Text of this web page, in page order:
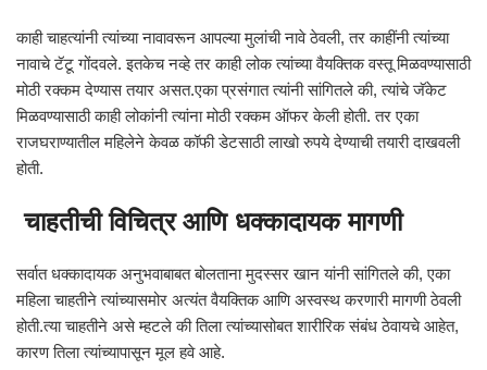
काही चाहत्यांनी त्यांच्या नावावरून आपल्या मुलांची नावे ठेवली, तर काहींनी त्यांच्या
नावाचे टॅटू गोंदवले. इतकेच नव्हे तर काही लोक त्यांच्या वैयक्तिक वस्तू मिळवण्यासाठी
मोठी रक्कम देण्यास तयार असत.एका प्रसंगात त्यांनी सांगितले की, त्यांचे जॅकेट
मिळवण्यासाठी काही लोकांनी त्यांना मोठी रक्कम ऑफर केली होती. तर एका
राजघराण्यातील महिलेने केवळ कॉफी डेटसाठी लाखो रुपये देण्याची तयारी दाखवली
होती.
चाहतीची विचित्र आणि धक्कादायक मागणी
सर्वात धक्कादायक अनुभवाबाबत बोलताना मुदस्सर खान यांनी सांगितले की, एका
महिला चाहतीने त्यांच्यासमोर अत्यंत वैयक्तिक आणि अस्वस्थ करणारी मागणी ठेवली
होती.त्या चाहतीने असे म्हटले की तिला त्यांच्यासोबत शारीरिक संबंध ठेवायचे आहेत,
कारण तिला त्यांच्यापासून मूल हवे आहे.